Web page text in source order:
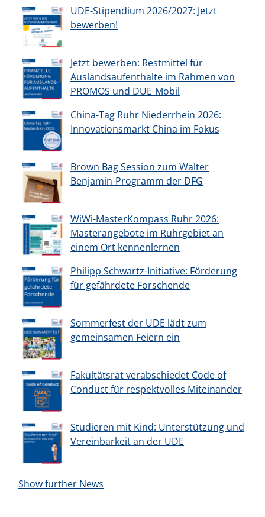
UDE-Stipendium 2026/2027: Jetzt
bewerben!
Jetzt bewerben: Restmittel für
Auslandsaufenthalte im Rahmen von
PROMOS und DUE-Mobil
China-Tag Ruhr Niederrhein 2026:
Innovationsmarkt China im Fokus
Brown Bag Session zum Walter
Benjamin-Programm der DFG
WiWi-MasterKompass Ruhr 2026:
Masterangebote im Ruhrgebiet an
einem Ort kennenlernen
Philipp Schwartz-Initiative: Förderung
für gefährdete Forschende
Sommerfest der UDE lädt zum
gemeinsamen Feiern ein
Fakultätsrat verabschiedet Code of
Conduct für respektvolles Miteinander
Studieren mit Kind: Unterstützung und
Vereinbarkeit an der UDE
Show further News